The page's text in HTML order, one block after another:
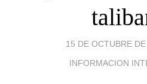
15 DE OCTUBRE
INFORMACION